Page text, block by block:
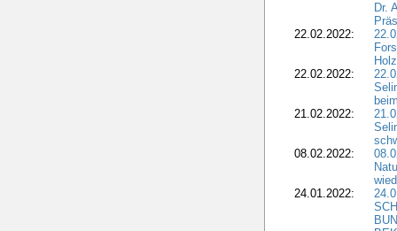
Dr.
22.02.2022:
22.02.2022:
21.02.2022:
08.02.2022:
24.01.2022: